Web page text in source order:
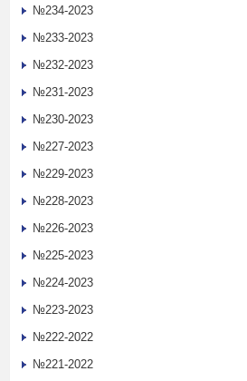
№234-2023
№233-2023
№232-2023
№231-2023
№230-2023
№227-2023
№229-2023
№228-2023
№226-2023
№225-2023
№224-2023
№223-2023
№222-2022
№221-2022